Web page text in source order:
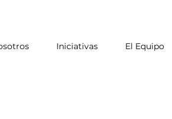
Iniciativas El Equipo